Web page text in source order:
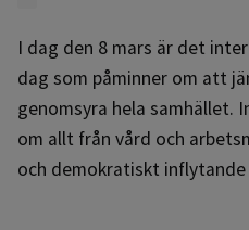
I dag den 8 mars är det
dag som påminner om att
genomsyra hela samhället.
om allt från vård och
och demokratiskt inflytande